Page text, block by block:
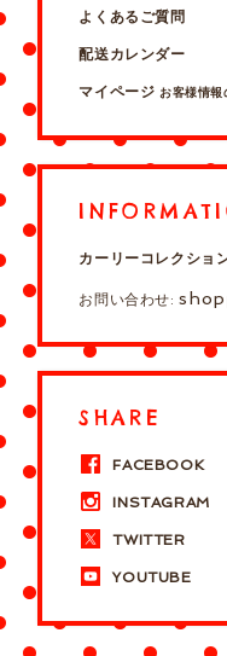
よくあるご質問
配送カレンダー
マイページ お客様情報
カーリーコレクショ
お問い合わせ:
SHARE
FACEBOOK
INSTAGRAM
TWITTER
YOUTUBE